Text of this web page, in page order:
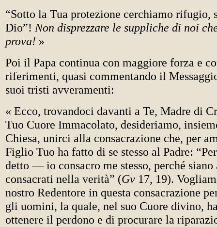
“Sotto la Tua protezione cerchiamo rifugio,
Dio”! Non disprezzare le suppliche di noi
prova! »
Poi il Papa continua con maggiore forza e
riferimenti, quasi commentando il
suoi tristi avveramenti:
« Ecco, trovandoci davanti a Te, Madre di
Tuo Cuore Immacolato, desideriamo,
Chiesa, unirci alla consacrazione che, per
Figlio Tuo ha fatto di se stesso al Padre:
detto — io consacro me stesso, perché siano
consacrati nella verità” (Gv 17, 19).
nostro Redentore in questa consacrazione
gli uomini, la quale, nel suo Cuore divino,
ottenere il perdono e di procurare la